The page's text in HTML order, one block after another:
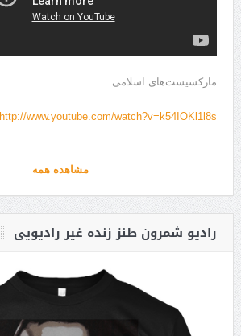
مارکسیست‌های اسلامی
http://www.youtube.com/watch?v=k54IOKl1l8s
مشاهده همه
رادیو شمرون طنز زنده غیر رادیویی